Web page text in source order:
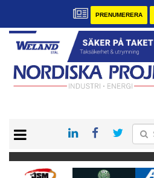
PRENUMERERA
KONTAKT